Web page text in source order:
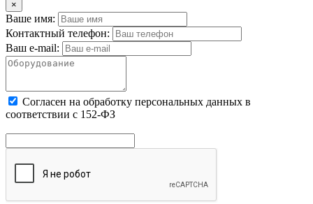
×
Ваше имя:
Контактный телефон:
Ваш e-mail:
Cогласен на обработку персональных данных в
соответствии с 152-ФЗ